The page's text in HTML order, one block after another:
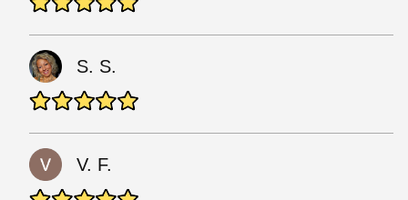
S. S.
V. F.